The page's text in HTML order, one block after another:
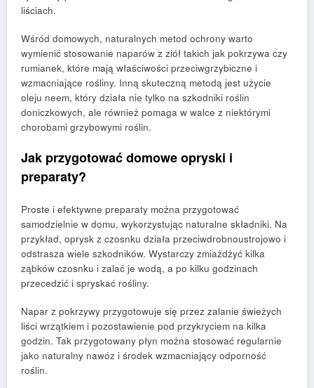
liściach.
Wśród domowych, naturalnych metod ochrony warto
wymienić stosowanie naparów z ziół takich jak pokrzywa czy
rumianek, które mają właściwości przeciwgrzybiczne i
wzmacniające rośliny. Inną skuteczną metodą jest użycie
oleju neem, który działa nie tylko na szkodniki roślin
doniczkowych, ale również pomaga w walce z niektórymi
chorobami grzybowymi roślin.
Jak przygotować domowe opryski i
preparaty?
Proste i efektywne preparaty można przygotować
samodzielnie w domu, wykorzystując naturalne składniki. Na
przykład, oprysk z czosnku działa przeciwdrobnoustrojowo i
odstrasza wiele szkodników. Wystarczy zmiażdżyć kilka
ząbków czosnku i zalać je wodą, a po kilku godzinach
przecedzić i spryskać rośliny.
Napar z pokrzywy przygotowuje się przez zalanie świeżych
liści wrzątkiem i pozostawienie pod przykryciem na kilka
godzin. Tak przygotowany płyn można stosować regularnie
jako naturalny nawóz i środek wzmacniający odporność
roślin.